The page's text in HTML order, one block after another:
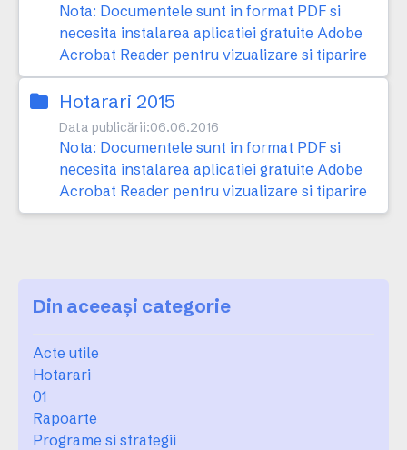
Nota: Documentele sunt in format PDF si
necesita instalarea aplicatiei gratuite Adobe
Acrobat Reader pentru vizualizare si tiparire
Hotarari 2015
Data publicării:06.06.2016
Nota: Documentele sunt in format PDF si
necesita instalarea aplicatiei gratuite Adobe
Acrobat Reader pentru vizualizare si tiparire
Din aceeași categorie
Acte utile
Hotarari
01
Rapoarte
Programe si strategii